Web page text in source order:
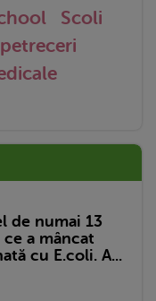
Scoli
de numai 13
a mâncat
cu E.coli. A...